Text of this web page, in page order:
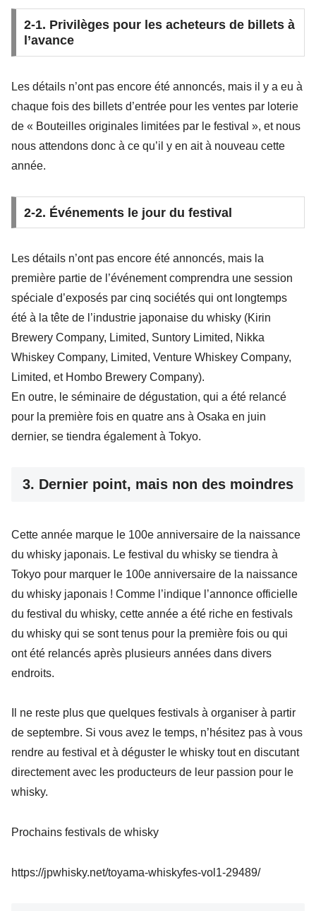
2-1. Privilèges pour les acheteurs de billets à
l’avance
Les détails n’ont pas encore été annoncés, mais il y a eu à
chaque fois des billets d’entrée pour les ventes par loterie
de « Bouteilles originales limitées par le festival », et nous
nous attendons donc à ce qu’il y en ait à nouveau cette
année.
2-2. Événements le jour du festival
Les détails n’ont pas encore été annoncés, mais la
première partie de l’événement comprendra une session
spéciale d’exposés par cinq sociétés qui ont longtemps
été à la tête de l’industrie japonaise du whisky (Kirin
Brewery Company, Limited, Suntory Limited, Nikka
Whiskey Company, Limited, Venture Whiskey Company,
Limited, et Hombo Brewery Company).
En outre, le séminaire de dégustation, qui a été relancé
pour la première fois en quatre ans à Osaka en juin
dernier, se tiendra également à Tokyo.
3. Dernier point, mais non des moindres
Cette année marque le 100e anniversaire de la naissance
du whisky japonais. Le festival du whisky se tiendra à
Tokyo pour marquer le 100e anniversaire de la naissance
du whisky japonais ! Comme l’indique l’annonce officielle
du festival du whisky, cette année a été riche en festivals
du whisky qui se sont tenus pour la première fois ou qui
ont été relancés après plusieurs années dans divers
endroits.
Il ne reste plus que quelques festivals à organiser à partir
de septembre. Si vous avez le temps, n’hésitez pas à vous
rendre au festival et à déguster le whisky tout en discutant
directement avec les producteurs de leur passion pour le
whisky.
Prochains festivals de whisky
https://jpwhisky.net/toyama-whiskyfes-vol1-29489/